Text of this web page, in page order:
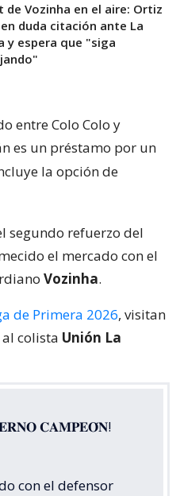
de Vozinha en el aire: Ortiz
duda citación ante La
y espera que "siga
entre Colo Colo y
es un préstamo por un
la opción de
segundo refuerzo del
el mercado con el
Vozinha.
de Primera 2026, visitan
colista Unión La
𝐂𝐀𝐌𝐏𝐄𝐎́𝐍!
con el defensor